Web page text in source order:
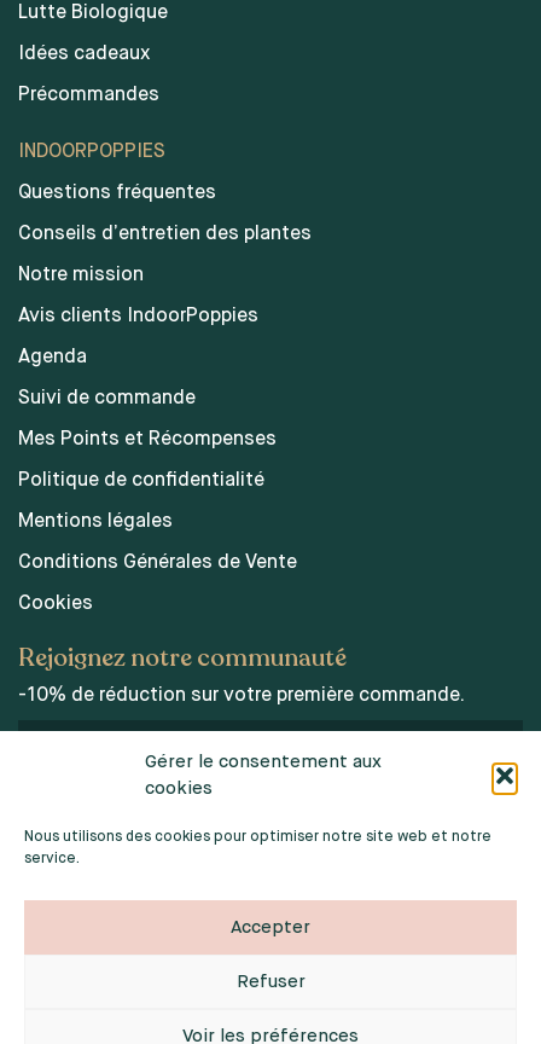
Gérer le consentement aux
cookies
Nous utilisons des cookies pour optimiser notre site web et notre
service.
Accepter
Refuser
Voir les préférences
Lutte Biologique
Idées cadeaux
Précommandes
INDOORPOPPIES
Questions fréquentes
Conseils d’entretien des plantes
Notre mission
Avis clients IndoorPoppies
Agenda
Suivi de commande
Mes Points et Récompenses
Politique de confidentialité
Mentions légales
Conditions Générales de Vente
Cookies
Rejoignez notre communauté
-10% de réduction sur votre première commande.
personnelles.